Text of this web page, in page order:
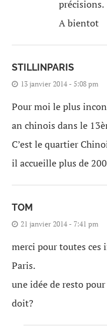
précisions.
A bientot
STILLINPARIS
13 janvier 2014 - 5:08 pm
Pour moi le plus
an chinois dans le
C’est le quartier
il accueille plus de
TOM
21 janvier 2014 - 7:41 pm
merci pour toutes ces
Paris.
une idée de resto
doit?